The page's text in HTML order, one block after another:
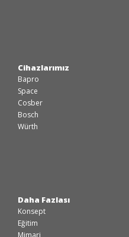
Cihazlarımız
Bapro
Space
Cosber
Bosch
Würth
Daha Fazlası
Konsept
Eğitim
Mimari